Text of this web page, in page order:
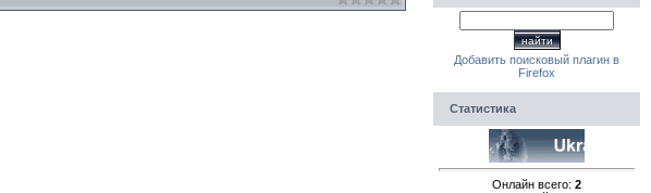
Добавить поисковый плагин в
Firefox
Статистика
Онлайн всего: 2